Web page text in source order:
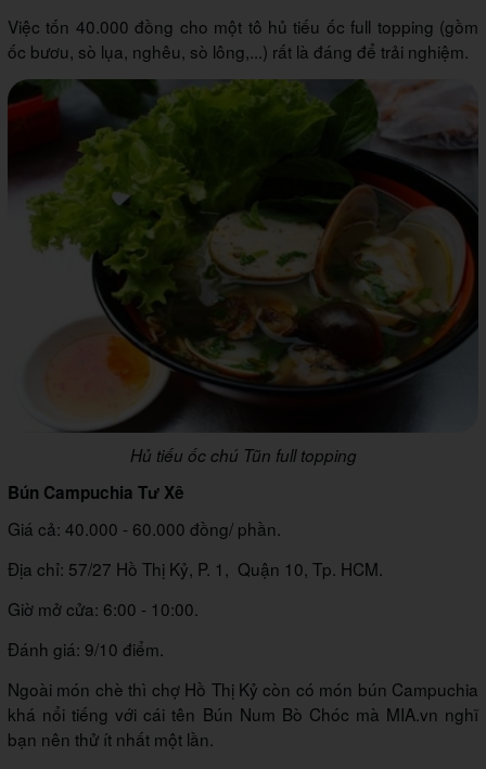
Việc tốn 40.000 đồng cho một tô hủ tiếu ốc full topping (gồm
ốc bươu, sò lụa, nghêu, sò lông,...) rất là đáng để trải nghiệm.
Hủ tiếu ốc chú Tũn full topping
Bún Campuchia Tư Xê
Giá cả: 40.000 - 60.000 đồng/ phần.
Địa chỉ: 57/27 Hồ Thị Kỷ, P. 1, Quận 10, Tp. HCM.
Giờ mở cửa: 6:00 - 10:00.
Đánh giá: 9/10 điểm.
Ngoài món chè thì chợ Hồ Thị Kỷ còn có món bún Campuchia
khá nổi tiếng với cái tên Bún Num Bò Chóc mà MIA.vn nghĩ
bạn nên thử ít nhất một lần.